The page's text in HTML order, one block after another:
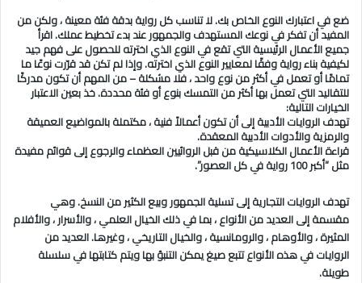
ضع في اعتبارك النوع الخاص بك. لا تناسب كل رواية بدقة فئة معينة ، ولكن من
المفيد أن تفكر في نوعك المستهدف والجمهور عند بدء تخطيط عملك. اقرأ
جميع الأعمال الرئيسية التي تقع في النوع الذي اخترته للحصول على فهم جيد
لكيفية بناء رواية وفقًا لمعايير النوع الذي اخترته. وإذا لم تكن قد قرّرت نوعًا ما
تمامًا أو تعمل في أكثر من نوع واحد ، فلا مشكلة – من المهم أن تكون مدركًا
للتقاليد التي تعمل بها أكثر من التمسك بنوع أو فئة محددة. خذ بعين الاعتبار
الخيارات التالية:
تهدف الروايات الأدبية إلى أن تكون أعمالاً فنية ، مكتملة بالمواضيع العميقة
والرمزية والأدوات الأدبية المعقدة.
قراءة الأعمال الكلاسيكية من قبل الروائيين العظماء والرجوع إلى قوائم مفيدة
مثل “أكبر 100 رواية في كل العصور”.
تهدف الروايات التجارية إلى تسلية الجمهور وبيع الكثير من النسخ. وهي
مقسمة إلى العديد من الأنواع ، بما في ذلك الخيال العلمي ، والأسرار ، والأفلام
المثيرة ، والأوهام ، والرومانسية ، والخيال التاريخي ، وغيرها. العديد من
الروايات في هذه الأنواع تتبع صيغ يمكن التنبؤ بها ويتم كتابتها في سلسلة
طويلة.